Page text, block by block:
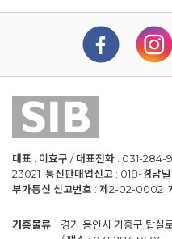
대표 : 이효구 / 대표전화 : 031-
23021 통신판매업신고 : 018-경남밀
부가통신 신고번호 : 제2-02-0002
기흥물류
경기 용인시 기흥구 탑